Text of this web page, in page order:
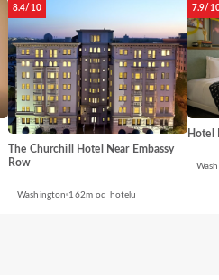
8.4/10
The Churchill Hotel Near Embassy
Row
Washington 162m od hotelu
7.9/
Hotel